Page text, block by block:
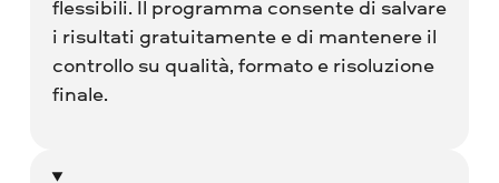
flessibili. Il programma consente di salvare
i risultati gratuitamente e di mantenere il
controllo su qualità, formato e risoluzione
finale.